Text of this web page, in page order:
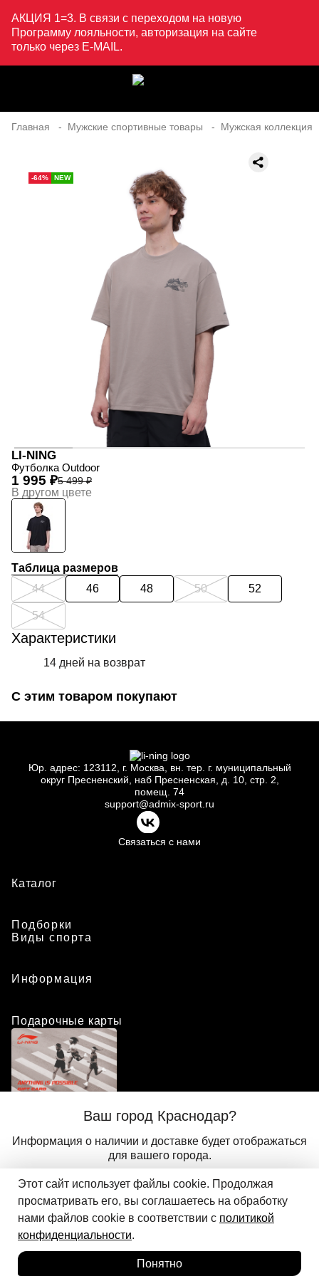
АКЦИЯ 1=3. В связи с переходом на новую
Программу лояльности, авторизация на сайте
только через E-MAIL.
Ваш город Краснодар?
Информация о наличии и доставке будет отображаться
для вашего города.
Корзина
Главная Мужские спортивные товары Мужская коллекция
-64% NEW
LI-NING
Футболка Outdoor
5 499 ₽
1 995 ₽
В другом цвете
Таблица размеров
44
46 48 50 52
54
Добавить в корзину
Характеристики
14 дней на возврат
С этим товаром покупают
Юр. адрес: 123112, г. Москва, вн. тер. г. муниципальный
округ Пресненский, наб Пресненская, д.
10, стр. 2,
помещ. 74
support@admix-sport.ru
Связаться с нами
Каталог
Подборки
Виды спорта
Информация
Подарочные карты
Положение о программе лояльности
© 2024 ООО «АДМИКС СПОРТ», официальный дистрибьютор
Li-Ning в России
Этот сайт использует файлы cookie. Продолжая
просматривать его, вы соглашаетесь на обработку
нами файлов cookie в соответствии с политикой
конфиденциальности.
Понятно